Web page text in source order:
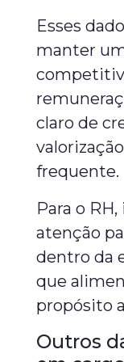
Esses
manter
claro de
frequente.
Para o
atenção
dentro da
que
propósito
Outros